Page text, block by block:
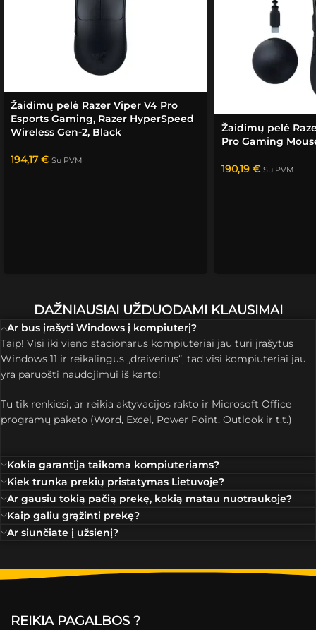
Sėkmė
Žaidimų pelė Razer Viper V4 Pro
Esports Gaming, Razer HyperSpeed
Wireless Gen-2, Black
194,17€ Su PVM
Žaidimų pelė
Pro Gaming
190,19 € Su PVM
DAŽNIAUSIAI UŽDUODAMI KLAUSIMAI
Ar bus įrašyti Windows į kompiuterį?
Taip! Visi iki vieno stacionarūs kompiuteriai jau turi įrašytus
Windows 11 ir reikalingus „draiverius“, tad visi kompiuteriai jau
yra paruošti naudojimui iš karto!
Tu tik renkiesi, ar reikia aktyvacijos rakto ir Microsoft Office
programų paketo (Word, Excel, Power Point, Outlook ir t.t.)
Kokia garantija taikoma kompiuteriams?
Kiek trunka prekių pristatymas Lietuvoje?
Ar gausiu tokią pačią prekę, kokią matau nuotraukoje?
Kaip galiu grąžinti prekę?
Ar siunčiate į užsienį?
REIKIA PAGALBOS ?